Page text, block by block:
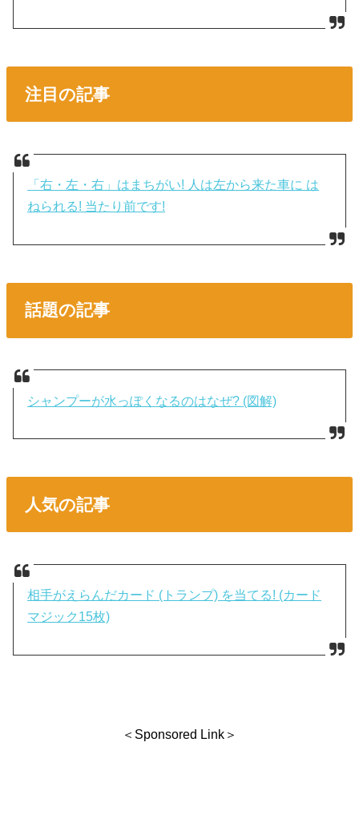
注目の記事
「右・左・右」はまちがい! 人は左から来た車に は
ねられる! 当たり前です!
話題の記事
シャンプーが水っぽくなるのはなぜ? (図解)
人気の記事
相手がえらんだカード (トランプ) を当てる! (カード
マジック15枚)
＜Sponsored Link＞